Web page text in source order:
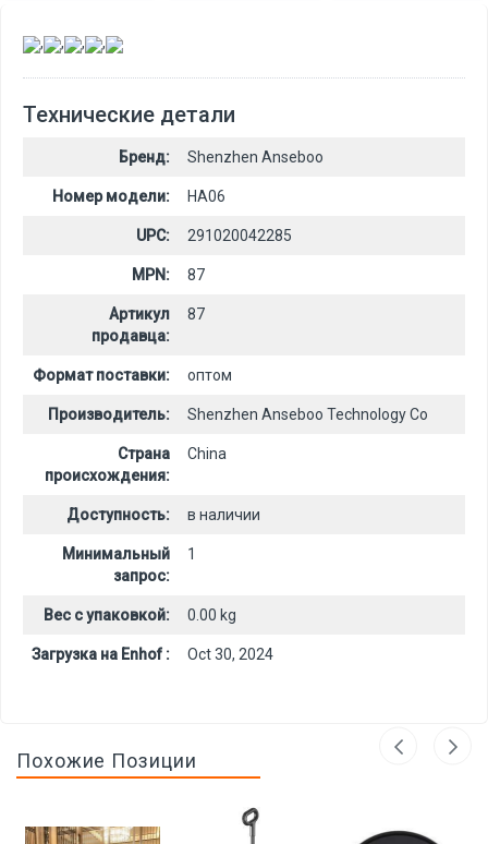
, , , ,
Технические детали
Бренд: Shenzhen Anseboo
Номер модели: HA06
UPC: 291020042285
MPN: 87
Артикул
продавца:
87
Формат поставки: оптом
Производитель: Shenzhen Anseboo Technology Co
Страна
происхождения:
China
Доступность: в наличии
Минимальный
запрос:
1
Вес с упаковкой: 0.00 kg
Загрузка на Enhof : Oct 30, 2024
Похожие Позиции